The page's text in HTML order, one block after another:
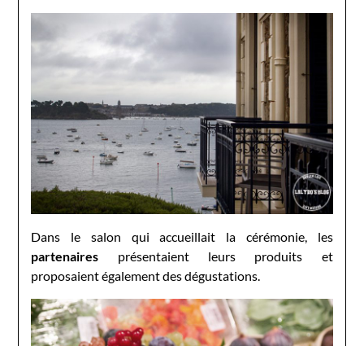
Dans le salon qui accueillait la cérémonie, les
partenaires présentaient leurs produits et
proposaient également des dégustations.